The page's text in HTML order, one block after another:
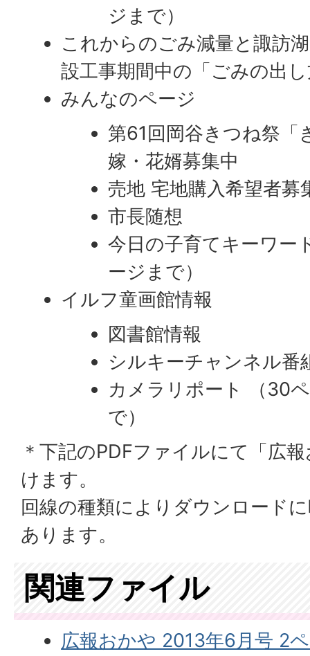
ジまで）
これからのごみ減量と諏訪
設工事期間中の「ごみの出
みんなのページ
第61回岡谷きつね祭「
嫁・花婿募集中
売地 宅地購入希望者募
市長随想
今日の子育てキーワー
ージまで）
イルフ童画館情報
図書館情報
シルキーチャンネル番
カメラリポート （30
で）
＊下記のPDFファイルにて「広
けます。
回線の種類によりダウンロード
あります。
関連ファイル
広報おかや 2013年6月号 2